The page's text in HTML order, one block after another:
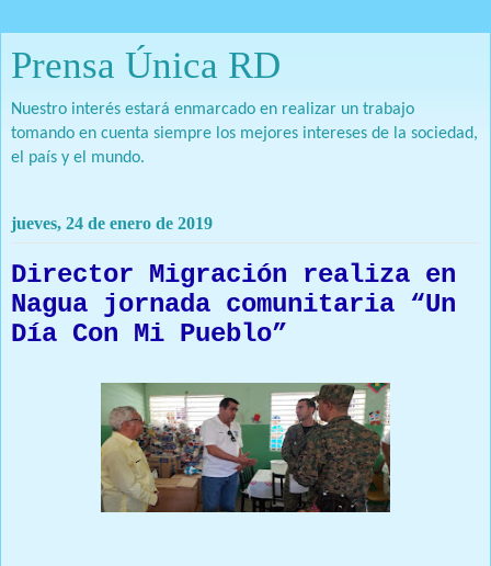
Prensa Única RD
Nuestro interés estará enmarcado en realizar un trabajo
tomando en cuenta siempre los mejores intereses de la sociedad,
el país y el mundo.
jueves, 24 de enero de 2019
Director Migración realiza en
Nagua jornada comunitaria “Un
Día Con Mi Pueblo”